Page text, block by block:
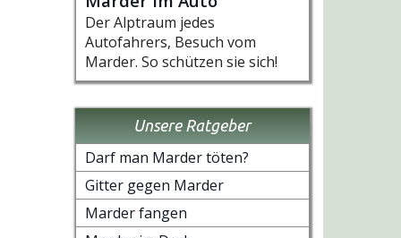
Der Alptraum jedes
Autofahrers, Besuch vom
Marder. So schützen sie sich!
Unsere Ratgeber
Darf man Marder töten?
Gitter gegen Marder
Marder fangen